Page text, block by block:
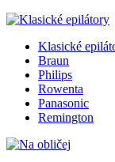
Klasické
Braun
Philips
Rowenta
Panasonic
Remington